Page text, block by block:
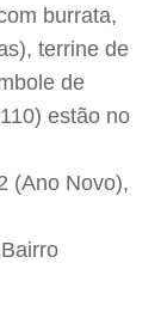
burrata,
terrine de
de
estão no
(Ano Novo),